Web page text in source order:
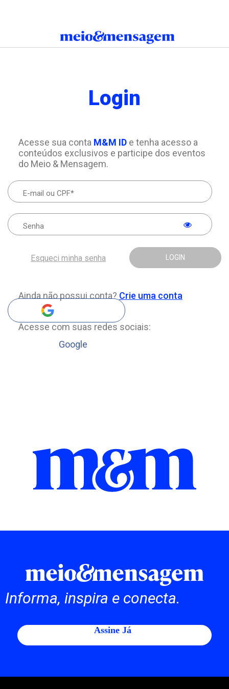
Login
Acesse sua conta M&M IDe tenha acesso a
conteúdos exclusivos e participe dos eventos
do Meio & Mensagem.
LOGIN
Esqueci minha senha
Ainda não possui conta? Crie uma conta
Acesse com suas redes sociais:
Google
Informa, inspira e conecta.
Assine Já